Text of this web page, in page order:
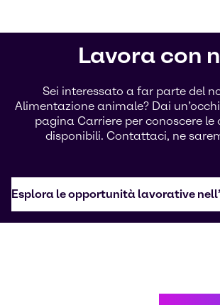
Lavora con
Sei interessato a far parte del
Alimentazione animale? Dai
pagina Carriere per conoscere
disponibili. Contattaci, ne
Esplora le opportunità lavorative